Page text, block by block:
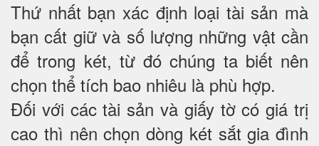
Thứ nhất bạn xác định loại tài sản mà
bạn cất giữ và số lượng những vật cần
để trong két, từ đó chúng ta biết nên
chọn thể tích bao nhiêu là phù hợp.
Đối với các tài sản và giấy tờ có giá trị
cao thì nên chọn dòng két sắt gia đình